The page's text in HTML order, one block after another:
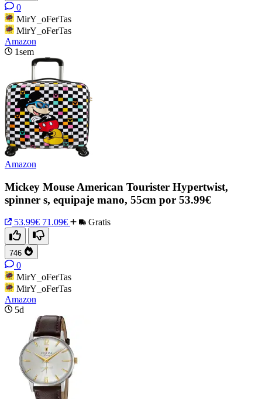
0
MirY_oFerTas
MirY_oFerTas
Amazon
1sem
Amazon
Mickey Mouse American Tourister Hypertwist,
spinner s, equipaje mano, 55cm por 53.99€
53.99€ 71.09€ Gratis
746
0
MirY_oFerTas
MirY_oFerTas
Amazon
5d